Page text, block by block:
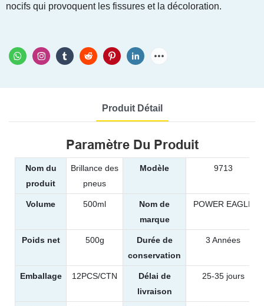
nocifs qui provoquent les fissures et la décoloration.
Produit Détail
Paramètre Du Produit
Nom du
produit
Brillance des
pneus
Modèle 9713
Volume 500ml
Nom de
marque
POWER EAGLE
Poids net 500g
Durée de
conservation
3 Années
Emballage 12PCS/CTN
Délai de
livraison
25-35 jours